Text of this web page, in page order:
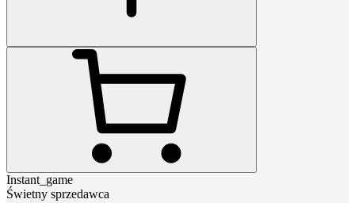
Instant_game
Świetny sprzedawca